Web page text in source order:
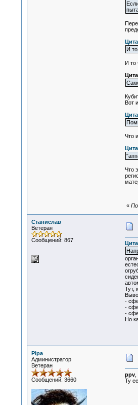
И
И то
Вот
Что
Что
«
Станислав
Ветеран
Сообщений: 867
Тут,
-
-
-
Но
Pipa
Администратор
Ветеран
Сообщений: 3660
ppv,
Ту